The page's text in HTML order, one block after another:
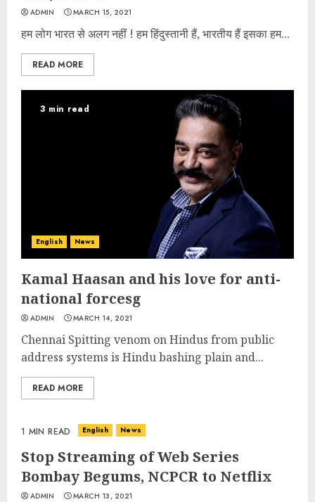
ADMIN MARCH 15, 2021
हम लोग भारत से अलग नहीं ! हम हिंदुस्तानी हैं, भारतीय हैं इसका हम...
READ MORE
3 min read
English News
Kamal Haasan and his love for anti-
national forcesg
ADMIN MARCH 14, 2021
Chennai Spitting venom on Hindus from public
address systems is Hindu bashing plain and...
READ MORE
1 MIN READ English News
Stop Streaming of Web Series
Bombay Begums, NCPCR to Netflix
ADMIN MARCH 13, 2021